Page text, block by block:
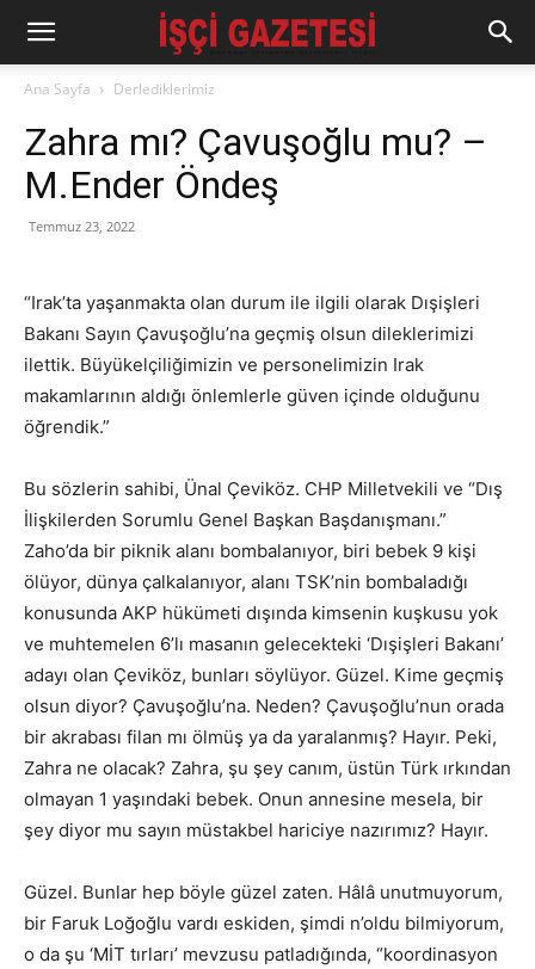
Ana Sayfa Derlediklerimiz
Zahra mı? Çavuşoğlu mu? –
M.Ender Öndeş
Temmuz 23, 2022
“Irak’ta yaşanmakta olan durum ile ilgili olarak Dışişleri
Bakanı Sayın Çavuşoğlu’na geçmiş olsun dileklerimizi
ilettik. Büyükelçiliğimizin ve personelimizin Irak
makamlarının aldığı önlemlerle güven içinde olduğunu
öğrendik.”
Bu sözlerin sahibi, Ünal Çeviköz. CHP Milletvekili ve “Dış
İlişkilerden Sorumlu Genel Başkan Başdanışmanı.”
Zaho’da bir piknik alanı bombalanıyor, biri bebek 9 kişi
ölüyor, dünya çalkalanıyor, alanı TSK’nin bombaladığı
konusunda AKP hükümeti dışında kimsenin kuşkusu yok
ve muhtemelen 6’lı masanın gelecekteki ‘Dışişleri Bakanı’
adayı olan Çeviköz, bunları söylüyor. Güzel. Kime geçmiş
olsun diyor? Çavuşoğlu’na. Neden? Çavuşoğlu’nun orada
bir akrabası filan mı ölmüş ya da yaralanmış? Hayır. Peki,
Zahra ne olacak? Zahra, şu şey canım, üstün Türk ırkından
olmayan 1 yaşındaki bebek. Onun annesine mesela, bir
şey diyor mu sayın müstakbel hariciye nazırımız? Hayır.
Güzel. Bunlar hep böyle güzel zaten. Hâlâ unutmuyorum,
bir Faruk Loğoğlu vardı eskiden, şimdi n’oldu bilmiyorum,
o da şu ‘MİT tırları’ mevzusu patladığında, “koordinasyon